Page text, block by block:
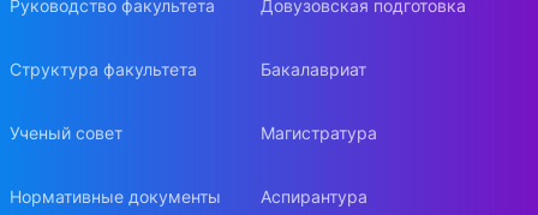
Руководство факультета
Структура факультета
Ученый совет
Нормативные документы
Довузовская подготовка
Бакалавриат
Магистратура
Аспирантура